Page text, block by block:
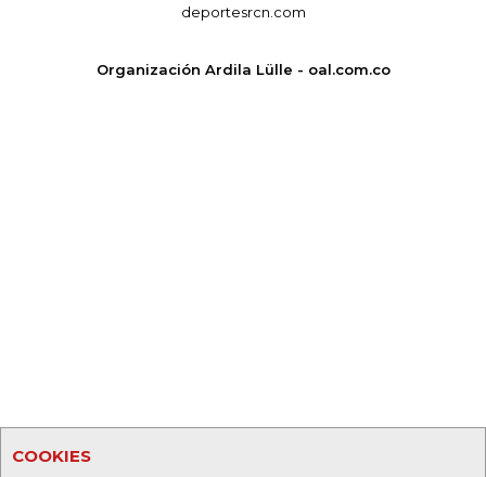
COOKIES
deportesrcn.com
Organización Ardila Lülle - oal.com.co